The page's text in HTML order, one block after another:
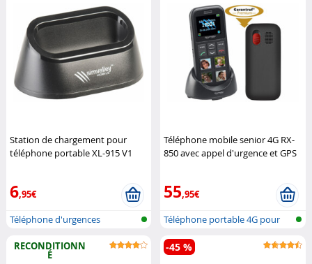
Station de chargement pour
téléphone portable XL-915 V1
6,95€
Téléphone d'urgences
Téléphone mobile senior 4G RX-
850 avec appel d'urgence et GPS
55,95€
Téléphone portable 4G pour
seniors...
RECONDITIONN
É
-45 %